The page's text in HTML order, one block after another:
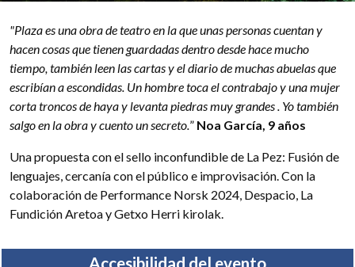
"Plaza es una obra de teatro en la que unas personas cuentan y
hacen cosas que tienen guardadas dentro desde hace mucho
tiempo, también leen las cartas y el diario de muchas abuelas que
escribían a escondidas. Un hombre toca el contrabajo y una mujer
corta troncos de haya y levanta piedras muy grandes . Yo también
salgo en la obra y cuento un secreto.” Noa García, 9 años
Una propuesta con el sello inconfundible de La Pez: Fusión de
lenguajes, cercanía con el público e improvisación. Con la
colaboración de Performance Norsk 2024, Despacio, La
Fundición Aretoa y Getxo Herri kirolak.
Accesibilidad del evento